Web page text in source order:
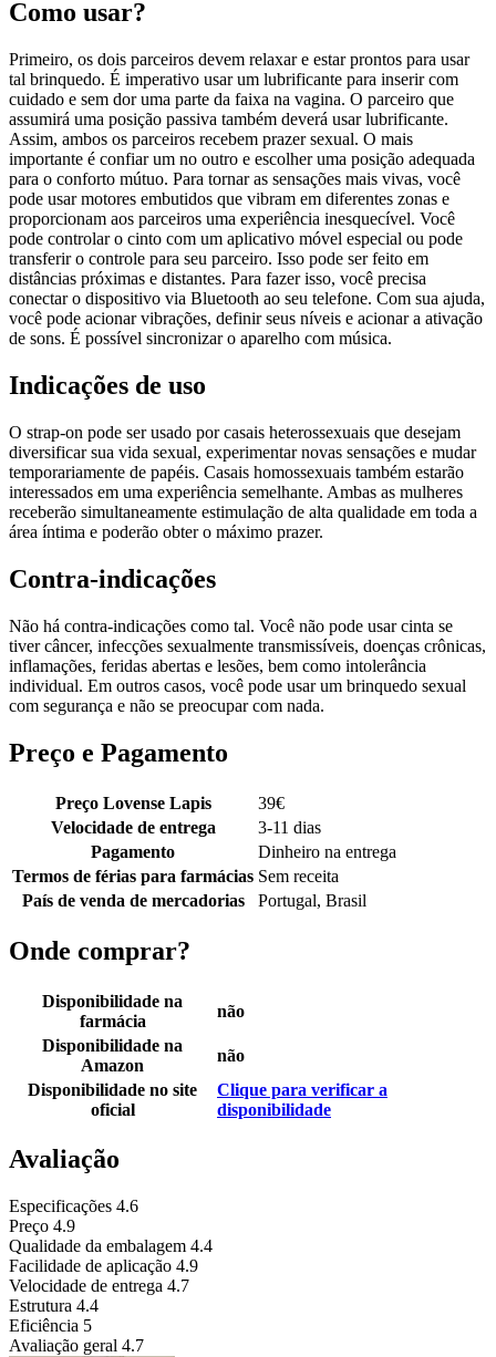
Como usar?
Primeiro, os dois parceiros devem relaxar e estar prontos para usar
tal brinquedo. É imperativo usar um lubrificante para inserir com
cuidado e sem dor uma parte da faixa na vagina. O parceiro que
assumirá uma posição passiva também deverá usar lubrificante.
Assim, ambos os parceiros recebem prazer sexual. O mais
importante é confiar um no outro e escolher uma posição adequada
para o conforto mútuo. Para tornar as sensações mais vivas, você
pode usar motores embutidos que vibram em diferentes zonas e
proporcionam aos parceiros uma experiência inesquecível. Você
pode controlar o cinto com um aplicativo móvel especial ou pode
transferir o controle para seu parceiro. Isso pode ser feito em
distâncias próximas e distantes. Para fazer isso, você precisa
conectar o dispositivo via Bluetooth ao seu telefone. Com sua ajuda,
você pode acionar vibrações, definir seus níveis e acionar a ativação
de sons. É possível sincronizar o aparelho com música.
Indicações de uso
O strap-on pode ser usado por casais heterossexuais que desejam
diversificar sua vida sexual, experimentar novas sensações e mudar
temporariamente de papéis. Casais homossexuais também estarão
interessados em uma experiência semelhante. Ambas as mulheres
receberão simultaneamente estimulação de alta qualidade em toda a
área íntima e poderão obter o máximo prazer.
Contra-indicações
Não há contra-indicações como tal. Você não pode usar cinta se
tiver câncer, infecções sexualmente transmissíveis, doenças crônicas,
inflamações, feridas abertas e lesões, bem como intolerância
individual. Em outros casos, você pode usar um brinquedo sexual
com segurança e não se preocupar com nada.
Preço e Pagamento
Preço Lovense Lapis 39€
Velocidade de entrega
3-11 dias
Pagamento
Dinheiro na entrega
Termos de férias para farmácias Sem receita
País de venda de mercadorias
Portugal, Brasil
Onde comprar?
Disponibilidade na
farmácia
não
Disponibilidade na
Amazon
não
Disponibilidade no site
oficial
Clique para verificar a
disponibilidade
Avaliação
Especificações 4.6
Preço 4.9
Qualidade da embalagem 4.4
Facilidade de aplicação 4.9
Velocidade de entrega 4.7
Estrutura 4.4
Eficiência 5
Avaliação geral 4.7